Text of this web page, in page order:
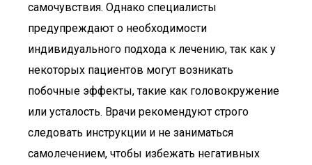
самочувствия. Однако специалисты
предупреждают о необходимости
индивидуального подхода к лечению, так как у
некоторых пациентов могут возникать
побочные эффекты, такие как головокружение
или усталость. Врачи рекомендуют строго
следовать инструкции и не заниматься
самолечением, чтобы избежать негативных